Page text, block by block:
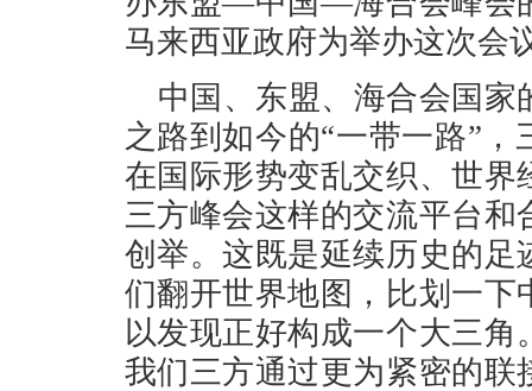
马来西亚政府为举办这次会
中国、东盟、海合会国
之路到如今的“一带一路”
在国际形势变乱交织、世
三方峰会这样的交流平台
创举。这既是延续历史的
们翻开世界地图，比划一
以发现正好构成一个大三
我们三方通过更为紧密的